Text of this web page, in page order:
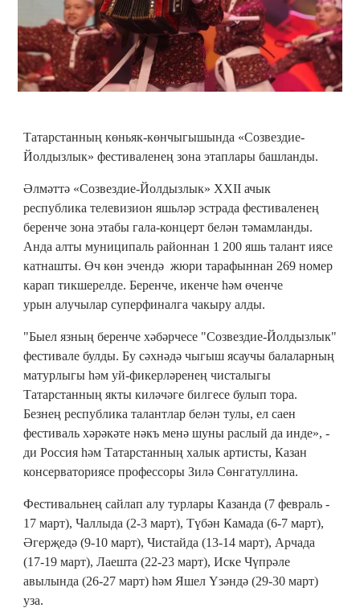
Татарстанның көньяк-көнчыгышында «Созвездие-
Йолдызлык» фестиваленең зона этаплары башланды.
Әлмәттә «Созвездие-Йолдызлык» XXII ачык
республика телевизион яшьләр эстрада фестиваленең
беренче зона этабы гала-концерт белән тәмамланды.
Анда алты муниципаль районнан 1 200 яшь талант иясе
катнашты. Өч көн эчендә жюри тарафыннан 269 номер
карап тикшерелде. Беренче, икенче һәм өченче
урын алучылар суперфиналга чакыру алды.
"Быел язның беренче хәбәрчесе "Созвездие-Йолдызлык"
фестивале булды. Бу сәхнәдә чыгыш ясаучы балаларның
матурлыгы һәм уй-фикерләренең чисталыгы
Татарстанның якты киләчәге билгесе булып тора.
Безнең республика талантлар белән тулы, ел саен
фестиваль хәрәкәте нәкъ менә шуны раслый да инде», -
ди Россия һәм Татарстанның халык артисты, Казан
консерваториясе профессоры Зилә Сөнгатуллина.
Фестивальнең сайлап алу турлары Казанда (7 февраль -
17 март), Чаллыда (2-3 март), Түбән Камада (6-7 март),
Әгерҗедә (9-10 март), Чистайда (13-14 март), Арчада
(17-19 март), Лаешта (22-23 март), Иске Чүпрәле
авылында (26-27 март) һәм Яшел Үзәндә (29-30 март)
уза.